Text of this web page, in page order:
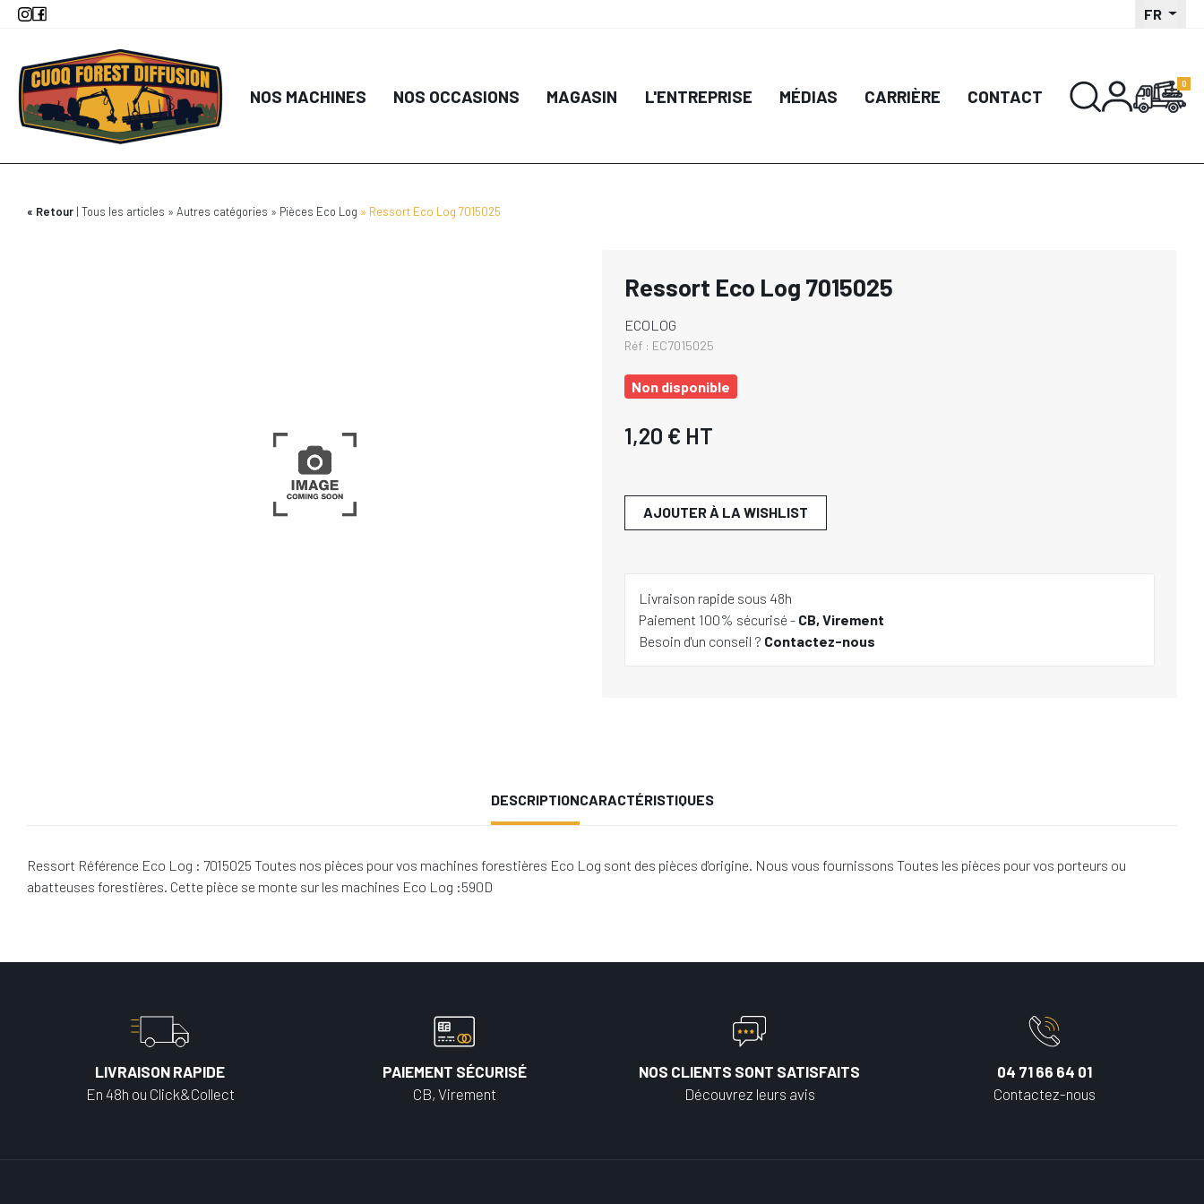
Aller
principal
FR
NOS MACHINES NOS OCCASIONS MAGASIN L'ENTREPRISE MÉDIAS CARRIÈRE CONTACT
Retour Tous les articles Autres catégories Pièces Eco Log Ressort Eco Log 7015025
Ressort Eco Log 7015025
ECOLOG
Réf : EC7015025
Non disponible
1,20 € HT
AJOUTER À LA WISHLIST
Livraison rapide sous 48h
Paiement 100% sécurisé - CB, Virement
Besoin d'un conseil ? Contactez-nous
DESCRIPTIONCARACTÉRISTIQUES
Ressort Référence Eco Log : 7015025 Toutes nos pièces pour vos machines forestières Eco Log sont des pièces d'origine. Nous vous fournissons Toutes les pièces pour vos porteurs ou
abatteuses forestières. Cette pièce se monte sur les machines Eco Log :590D
LIVRAISON RAPIDE
En 48h ou Click&Collect
PAIEMENT SÉCURISÉ
CB, Virement
NOS CLIENTS SONT SATISFAITS
Découvrez leurs avis
04 71 66 64 01
Contactez-nous